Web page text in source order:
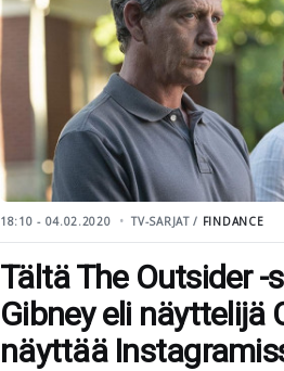
18:10 - 04.02.2020 TV-SARJAT / FINDANCE
Tältä The Outsider -
Gibney eli näyttelijä
näyttää